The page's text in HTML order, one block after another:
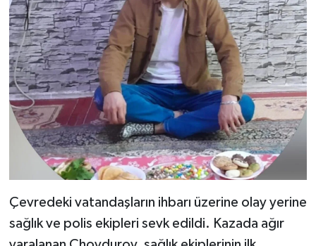
Çevredeki vatandaşların ihbarı üzerine olay yerine
sağlık ve polis ekipleri sevk edildi. Kazada ağır